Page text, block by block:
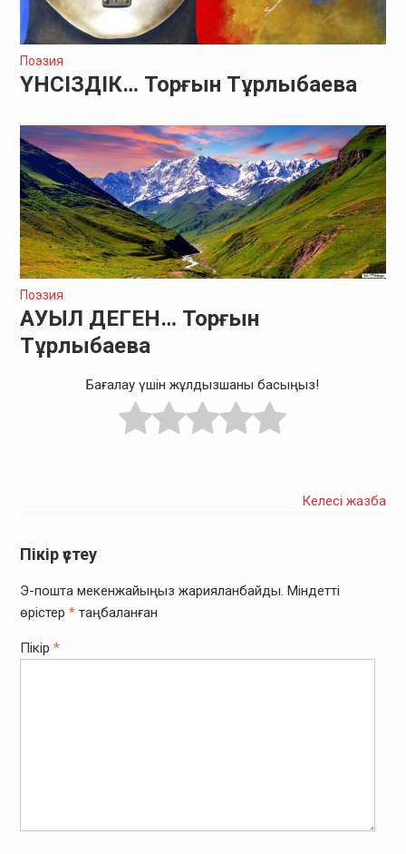
Поэзия
ҮНСІЗДІК… Торғын Тұрлыбаева
Поэзия
АУЫЛ ДЕГЕН… Торғын
Тұрлыбаева
Бағалау үшін жұлдызшаны басыңыз!
Келесі жазба
Пікір үстеу
Э-пошта мекенжайыңыз жарияланбайды. Міндетті
өрістер *таңбаланған
Пікір *